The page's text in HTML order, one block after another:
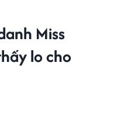
Miss
lo cho